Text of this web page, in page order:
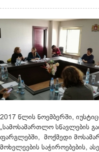
2017 წლის ნოემბერში,
„სამოსამართლო სწავლების
ფარგლებში, მოქმედი
მოხელეების საჭიროებების,